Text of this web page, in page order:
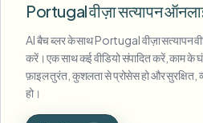
Portugal वीज़ा सत्यापन
AI बैच ब्लर के साथ Portugal वीज़ा सत्यापन
करें। एक साथ कई वीडियो संपादित करें, काम के
फ़ाइल तुरंत, कुशलता से प्रोसेस हो और सुरक्षित,
हो।